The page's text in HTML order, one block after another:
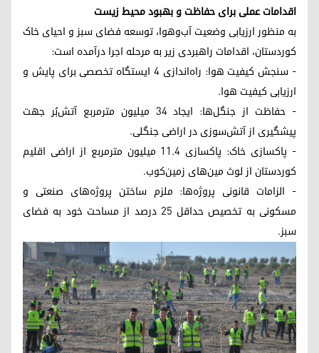
اقدامات عملی برای حفاظت و بهبود محیط زیست
به منظور ارزیابی وضعیت آب‌وهوا، توسعه فضای سبز و احیای خاک
کوردستان، اقدامات راهبردی زیر به مرحله اجرا درآمده است:
- سنجش کیفیت هوا: راه‌اندازی ۴ ایستگاه تخصصی برای پایش و
ارزیابی کیفیت هوا.
- حفاظت از جنگل‌ها: ایجاد ۳۴ میلیون مترمربع آتش‌بُر جهت
پیشگیری از آتش‌سوزی در اراضی جنگلی.
- پاکسازی خاک: پاکسازی ۱۱.۴ میلیون مترمربع از اراضی اقلیم
کوردستان از لوث مین‌های زمین‌کوب.
- الزامات قانونی پروژه‌ها: ملزم ساختن پروژه‌های صنعتی و
مسکونی به تخصیص حداقل ۲۵ درصد از مساحت خود به فضای
سبز.